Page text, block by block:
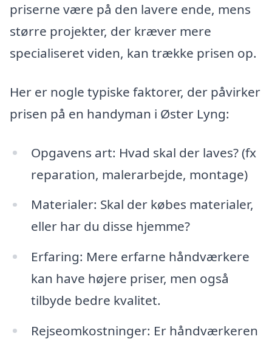
priserne være på den lavere ende, mens
større projekter, der kræver mere
specialiseret viden, kan trække prisen op.
Her er nogle typiske faktorer, der påvirker
prisen på en handyman i Øster Lyng:
Opgavens art: Hvad skal der laves? (fx
reparation, malerarbejde, montage)
Materialer: Skal der købes materialer,
eller har du disse hjemme?
Erfaring: Mere erfarne håndværkere
kan have højere priser, men også
tilbyde bedre kvalitet.
Rejseomkostninger: Er håndværkeren